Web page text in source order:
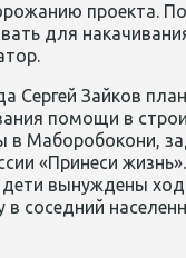
проекта.
для
Сергей Зайков
помощи в
в Маборобокони,
«Принеси
вынуждены
соседний